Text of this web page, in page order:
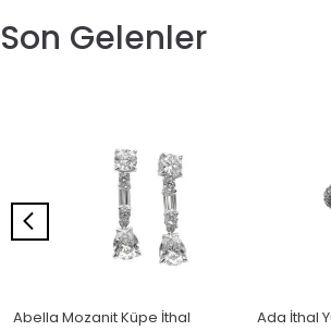
Son Gelenler
Abella Mozanit Küpe İthal Ada İthal